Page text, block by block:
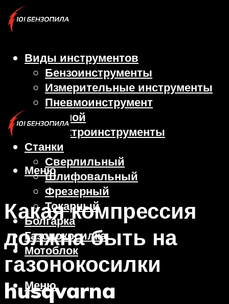
Виды инструментов
Бензоинструменты
Измерительные инструменты
Пневмоинструмент
Ручной
Электроинструменты
Станки
Сверлильный
Шлифовальный
Фрезерный
Токарный
Болгарка
Газонокосилка
Мотоблок
Меню
Меню
Какая компрессия
должна быть на
газонокосилки
husqvarna